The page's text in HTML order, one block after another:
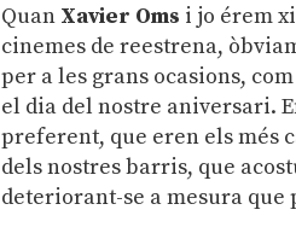
Quan Xavier Oms i jo érem
cinemes de reestrena,
per a les grans ocasions,
el dia del nostre aniversari.
preferent, que eren els més
dels nostres barris, que
deteriorant-se a mesura que